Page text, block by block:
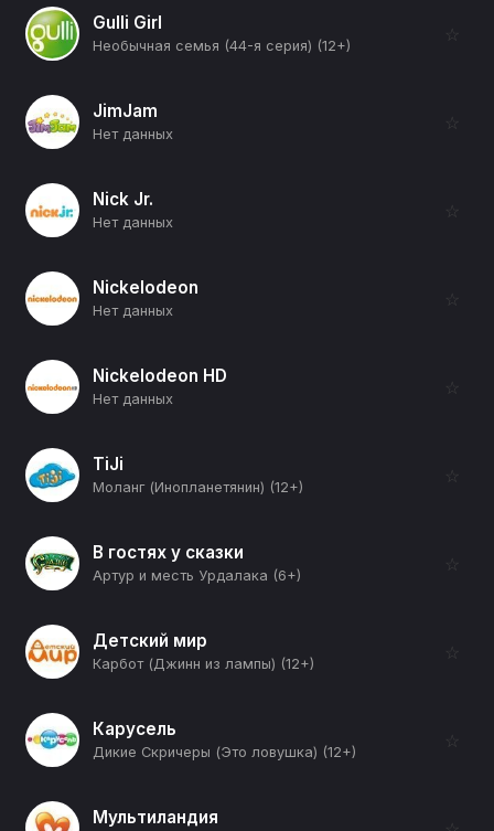
Gulli Girl
Необычная семья (44-я серия) (12+)
☆
JimJam
Нет данных
☆
Nick Jr.
Нет данных
☆
Nickelodeon
Нет данных
☆
Nickelodeon HD
Нет данных
☆
TiJi
Моланг (Инопланетянин) (12+)
☆
В гостях у сказки
Артур и месть Урдалака (6+)
☆
Детский мир
Карбот (Джинн из лампы) (12+)
☆
Карусель
Дикие Скричеры (Это ловушка) (12+)
☆
Мультиландия